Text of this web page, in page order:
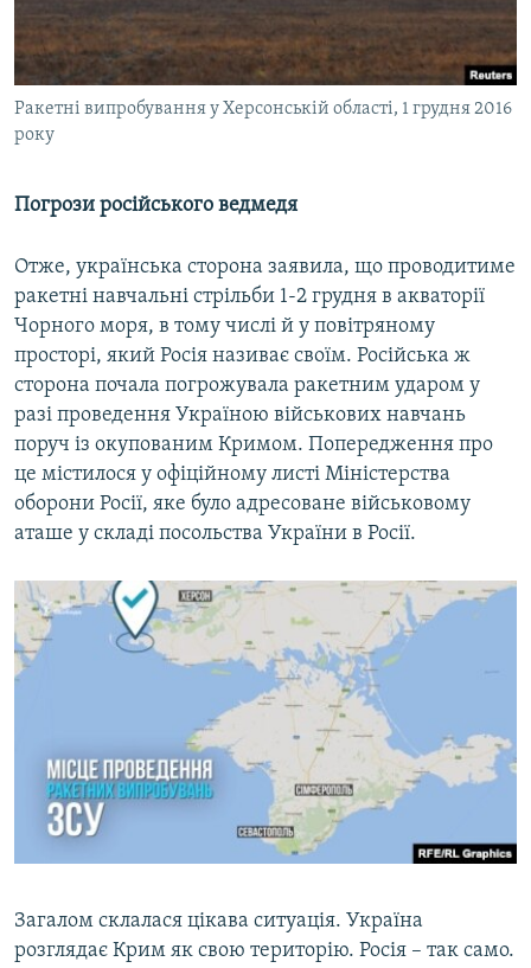
Ракетні випробування у Херсонській області, 1 грудня 2016
року
Погрози російського ведмедя
Отже, українська сторона заявила, що проводитиме
ракетні навчальні стрільби 1-2 грудня в акваторії
Чорного моря, в тому числі й у повітряному
просторі, який Росія називає своїм. Російська ж
сторона почала погрожувала ракетним ударом у
разі проведення Україною військових навчань
поруч із окупованим Кримом. Попередження про
це містилося у офіційному листі Міністерства
оборони Росії, яке було адресоване військовому
аташе у складі посольства України в Росії.
Загалом склалася цікава ситуація. Україна
розглядає Крим як свою територію. Росія – так само.